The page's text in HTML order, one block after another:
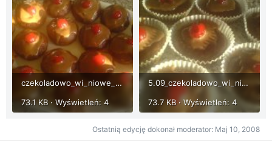
czekoladowo_wi_niowe_muffinki.JPG
73.1 KB · Wyświetleń: 4
5.09_czekoladowo_wi_niowe_muffinki_2.JPG
73.7 KB · Wyświetleń: 4
Ostatnią edycję dokonał moderator: Maj 10, 2008